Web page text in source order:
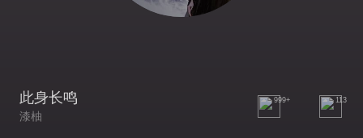
此身长鸣
漆柚
999+ 113